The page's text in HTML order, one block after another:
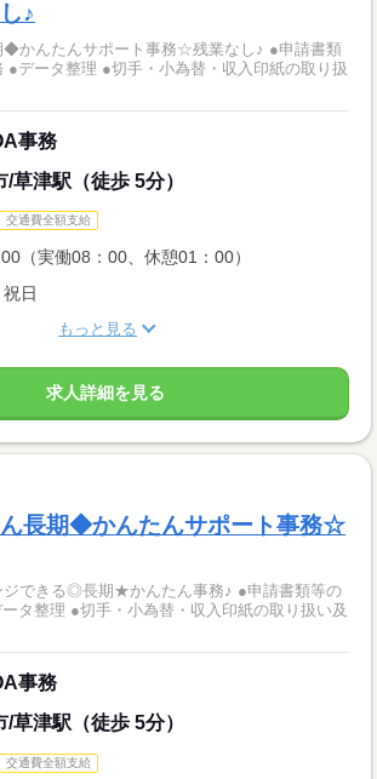
♪
たんサポート事務☆残業なし♪ ●申請書類
●データ整理 ●切手・小為替・収入印紙の取り扱
事務
草津駅（徒歩 5分）
交通費全額支給
（実働08：00、休憩01：00）
日
もっと見る
求人詳細を見る
長期◆かんたんサポート事務☆
る◎長期★かんたん事務♪ ●申請書類等の
タ整理 ●切手・小為替・収入印紙の取り扱い及
事務
草津駅（徒歩 5分）
交通費全額支給